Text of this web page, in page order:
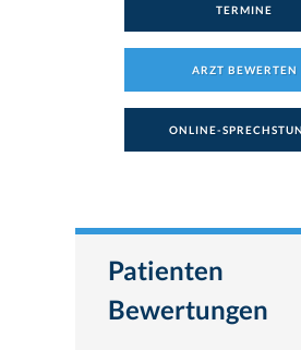
TERMINE
ARZT BEWERTEN
ONLINE-
Patienten
Bewertungen